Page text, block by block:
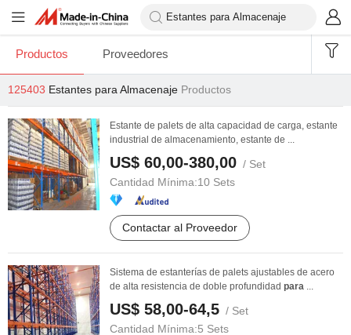
Productos Proveedores
125403 Estantes para Almacenaje Productos
Estante de palets de alta capacidad de carga, estante
industrial de almacenamiento, estante de ...
US$ 60,00-380,00 / Set
Cantidad Mínima:10 Sets
Contactar al Proveedor
Sistema de estanterías de palets ajustables de acero
de alta resistencia de doble profundidad para ...
US$ 58,00-64,5 / Set
Cantidad Mínima:5 Sets